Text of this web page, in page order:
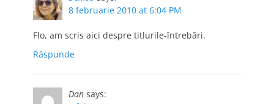
8 februarie 2010 at 6:04 PM
Flo, am scris aici despre titlurile-întrebări.
Răspunde
Dan says: